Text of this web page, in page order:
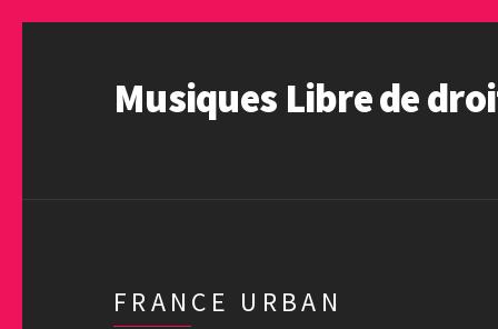
Musiques Libre de
FRANCE URBAN